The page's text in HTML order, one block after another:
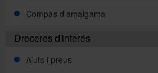
Compàs d'amalgama
Dreceres d'interés
Ajuts i preus